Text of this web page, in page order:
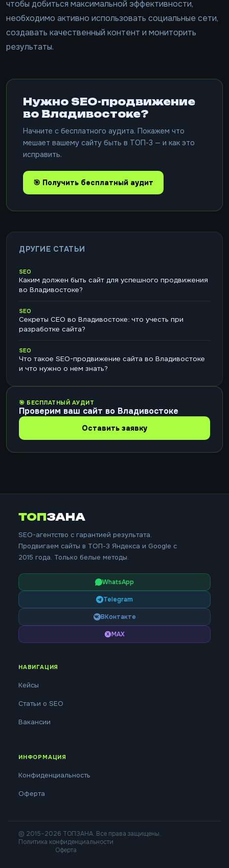
чтобы добиться максимальной эффективности,
необходимо активно использовать социальные сети,
создавать качественный контент и мониторить
результаты.
Нужно SEO-продвижение
во Владивостоке?
Начните с бесплатного аудита. Покажем что
мешает вашему сайту быть в ТОП-3 — и как это
исправить.
🎯 Получить бесплатный аудит
ДРУГИЕ СТАТЬИ
SEO
Каким должен быть сайт для успешного продвижения
во Владивостоке?
SEO
Секреты СЕО во Владивостоке: что учесть при
разработке сайта?
SEO
Что такое SEO-продвижение сайта во Владивостоке
и что нужно о нем знать?
🎯 БЕСПЛАТНЫЙ АУДИТ
Проверим ваш сайт во Владивостоке
Оставить заявку
ТОПЗАНА
SEO-агентство с гарантией результата.
Продвигаем сайты в ТОП-3 Яндекса и Google с
2015 года. Только белые методы.
WhatsApp
Telegram
ВКонтакте
MAX
НАВИГАЦИЯ
Кейсы
Статьи о SEO
Вакансии
ИНФОРМАЦИЯ
Конфиденциальность
Оферта
© 2015–2026 ТОПЗАНА. Все права защищены.
Политика конфиденциальности
Оферта